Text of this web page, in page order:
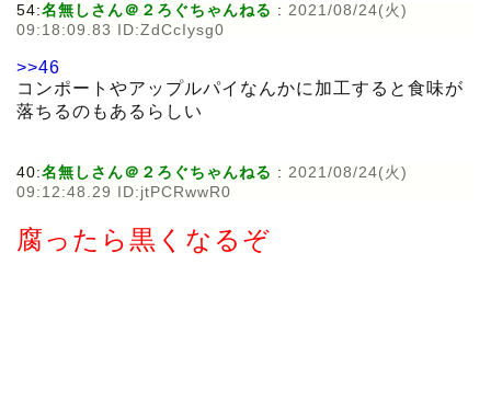
54:名無しさん＠２ろぐちゃんねる : 2021/08/24(火)
09:18:09.83 ID:ZdCcIysg0
>>46
コンポートやアップルパイなんかに加工すると食味が
落ちるのもあるらしい
40:名無しさん＠２ろぐちゃんねる : 2021/08/24(火)
09:12:48.29 ID:jtPCRwwR0
腐ったら黒くなるぞ